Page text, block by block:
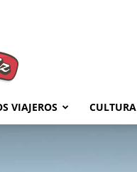
VIAJEROS CULTURA